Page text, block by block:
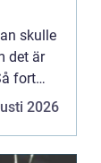
skulle
det är
fort
2026